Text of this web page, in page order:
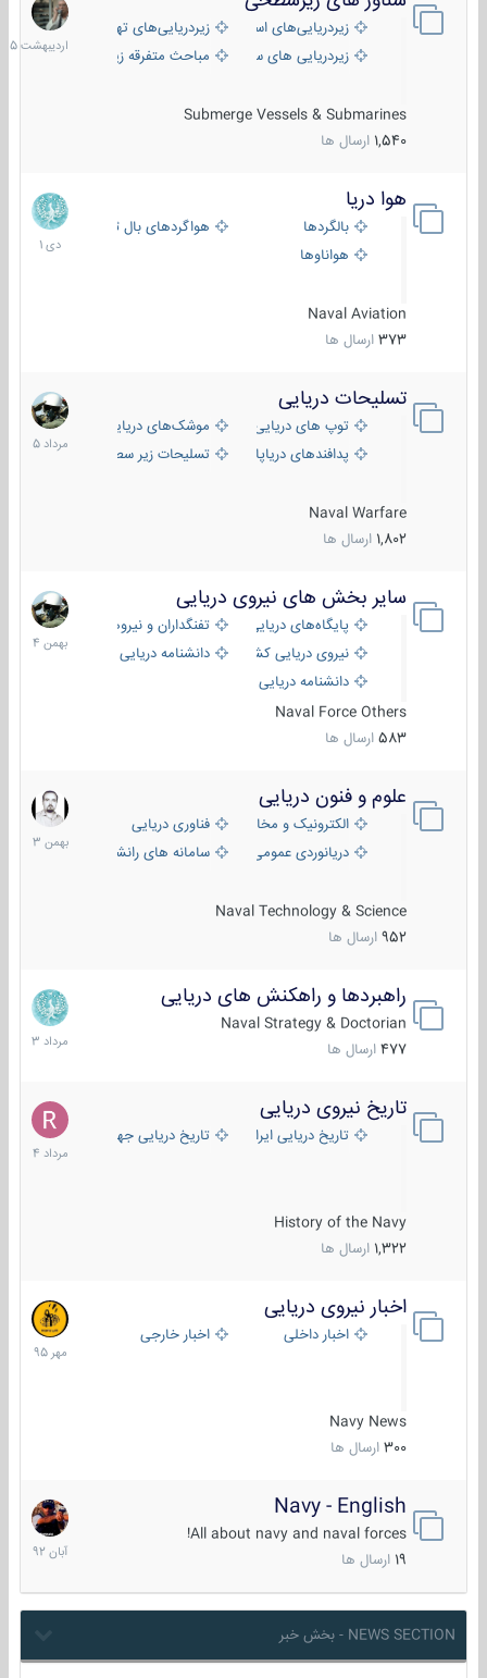
زیردریایی‌های استراتژیکزیردریایی‌های تهاجمی
زیردریایی های سبک
مباحث متفرقه زیرسطحی
Submerge Vessels & Submarines
1,540 ارسال ها
1405
هوا دریا
بالگردها
هواگردهای بال ثابت
هواناوها
Naval Aviation
373 ارسال ها
12
دی
1401
تسلیحات دریایی
توپ های دریایی
موشک‌های دریایی
پدافندهای دریاپایه
تسلیحات زیر سطحی
Naval Warfare
1,802 ارسال ها
2
مرداد
1405
سایر بخش های نیروی دریایی
پایگاه‌های دریایی
تفنگداران و نیروهای ویژه‌ی دریایی
نیروی دریایی کشورهای مختلفدانشنامه دریایی
دانشنامه دریایی کپی
Naval Force Others
583 ارسال ها
22
بهمن
1404
علوم و فنون دریایی
الکترونیک و مخابرات دریاییفناوری دریایی
دریانوردی عمومی
سامانه های رانشی دریایی
Naval Technology & Science
952 ارسال ها
6
بهمن
1403
راهبردها و راهکنش های دریایی
Naval Strategy & Doctorian
477 ارسال ها
2
مرداد
1403
تاریخ نیروی دریایی
تاریخ دریایی ایران تاریخ دریایی جهان
History of the Navy
1,322 ارسال ها
16
مرداد
1404
اخبار نیروی دریایی
اخبار داخلی اخبار خارجی
Navy News
300 ارسال ها
27
مهر
1395
Navy - English
All about navy and naval forces!
ارسال ها
22
آبان
1392
NEWS SECTION - بخش خبر